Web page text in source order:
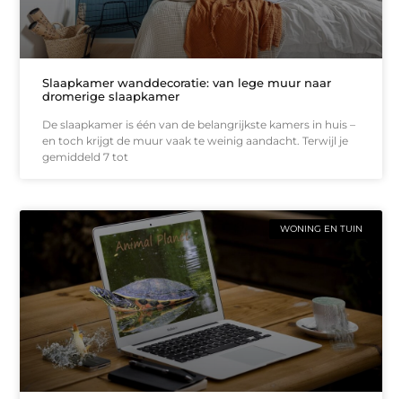
Slaapkamer wanddecoratie: van lege muur naar
dromerige slaapkamer
De slaapkamer is één van de belangrijkste kamers in huis –
en toch krijgt de muur vaak te weinig aandacht. Terwijl je
gemiddeld 7 tot
WONING EN TUIN